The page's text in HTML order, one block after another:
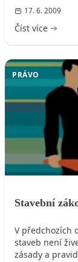
17. 6. 2009
Číst více
PRÁVO
Stavební
V předchozích
staveb není
zásady a